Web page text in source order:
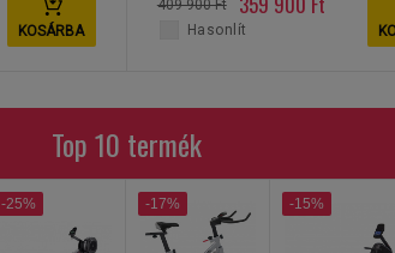
KOSÁRBA
409 900 Ft
Hasonlít
Top 10 termék
-25% -17% -15%